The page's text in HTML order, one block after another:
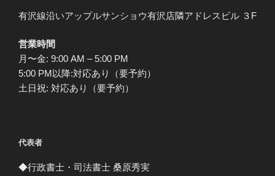
有沢線沿いアップルサンショウ有沢店隣アドレスビル ３F
営業時間
月〜金: 9:00 AM – 5:00 PM
5:00 PM以降:対応あり（要予約）
土日祝: 対応あり（要予約）
代表者
◆行政書士・司法書士 桑原秀実